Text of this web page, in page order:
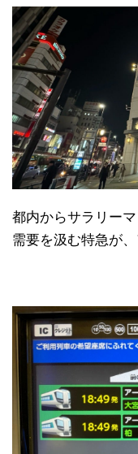
都内からサラリー
需要を汲む特急が